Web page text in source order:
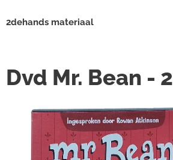
2dehands materiaal
Dvd Mr. Bean - 2